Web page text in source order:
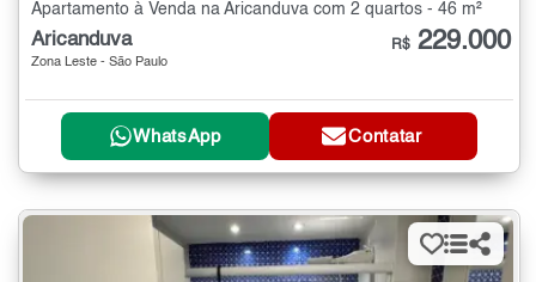
Apartamento à Venda na Aricanduva com 2 quartos - 46 m²
Aricanduva
Zona Leste - São Paulo
R$ 229.000
WhatsApp Contatar